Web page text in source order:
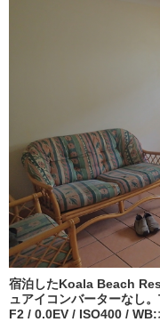
宿泊したKoala Beach
ュアイコンバーターなし
F2 / 0.0EV / ISO400 /